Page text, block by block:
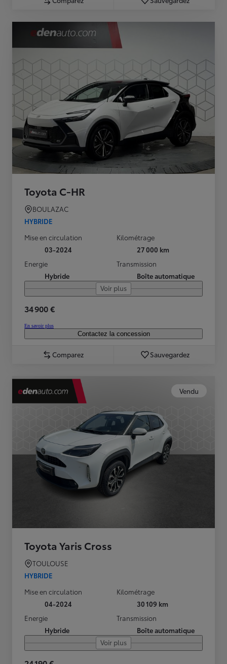
Toyota C-HR
BOULAZAC
HYBRIDE
Mise en circulation
03-2024
Kilométrage
27 000 km
Energie
Hybride
Transmission
Boîte automatique
Voir plus
34 900 €
En savoir plus
Contactez la concession
Comparez Sauvegardez
Vendu
Toyota Yaris Cross
TOULOUSE
HYBRIDE
Mise en circulation
04-2024
Kilométrage
30 109 km
Energie
Hybride
Transmission
Boîte automatique
Voir plus